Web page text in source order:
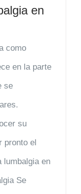
en
como
en la parte
se
su
pronto el
lumbalgia en
Se